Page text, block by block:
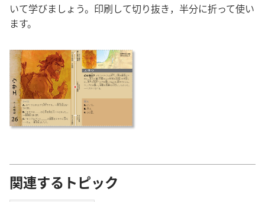
いて学びましょう。印刷して切り抜き，半分に折って使い
ます。
関連するトピック